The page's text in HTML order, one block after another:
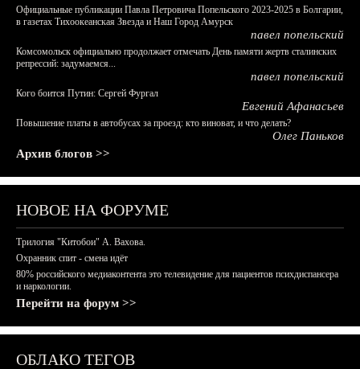
Официальные публикации Павла Петровича Попельского 2023-2025 в Болгарии,
в газетах Тихоокеанская Звезда и Наш Город Амурск
павел попельский
Комсомольск официально продолжает отмечать День памяти жертв сталинских
репрессий: задумаемся...
павел попельский
Кого боится Путин: Сергей Фургал
Евгений Афанасьев
Повышение платы в автобусах за проезд: кто виноват, и что делать?
Олег Паньков
Архив блогов >>
НОВОЕ НА ФОРУМЕ
Трилогия "Китобои" А. Вахова.
Охранник спит - смена идёт
80% российского медиаконтента это телевидение для пациентов психдиспансера
и наркологии.
Перейти на форум >>
ОБЛАКО ТЕГОВ